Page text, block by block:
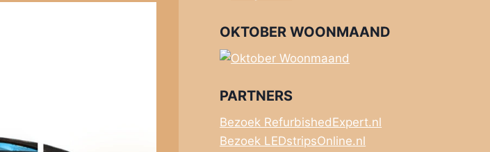
OKTOBER WOONMAAND
PARTNERS
Bezoek RefurbishedExpert.nl
Bezoek LEDstripsOnline.nl